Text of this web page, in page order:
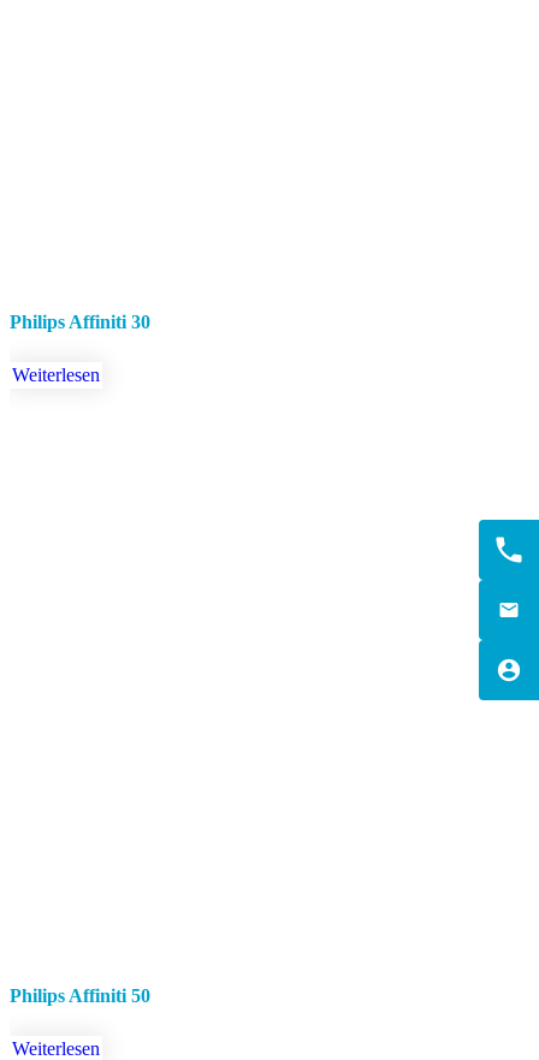
Philips Affiniti 30
Weiterlesen
Philips Affiniti 50
Weiterlesen